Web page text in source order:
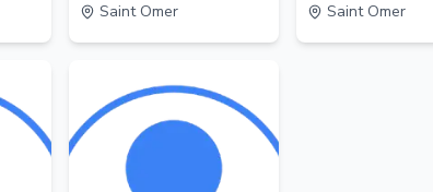
Saint Omer Saint Omer